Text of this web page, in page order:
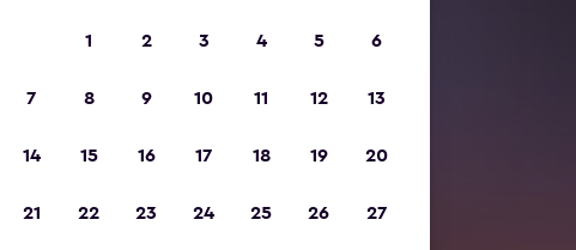
1 2 3 4 5 6
7 8 9 10 11 12 13
14 15 16 17 18 19 20
21 22 23 24 25 26 27